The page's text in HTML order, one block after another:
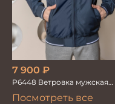
Посмотреть все
7 900 ₽
Р6448 Ветровка мужская